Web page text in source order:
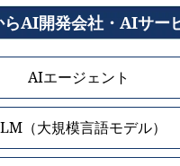
AI開発会社・AIサー
AIエージェント
（大規模言語モデル）